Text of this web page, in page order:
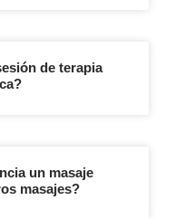
de terapia
un masaje
masajes?